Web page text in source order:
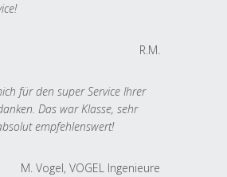
R.M.
für den super Service Ihrer
Das war Klasse, sehr
empfehlenswert!
M. Vogel, VOGEL Ingenieure